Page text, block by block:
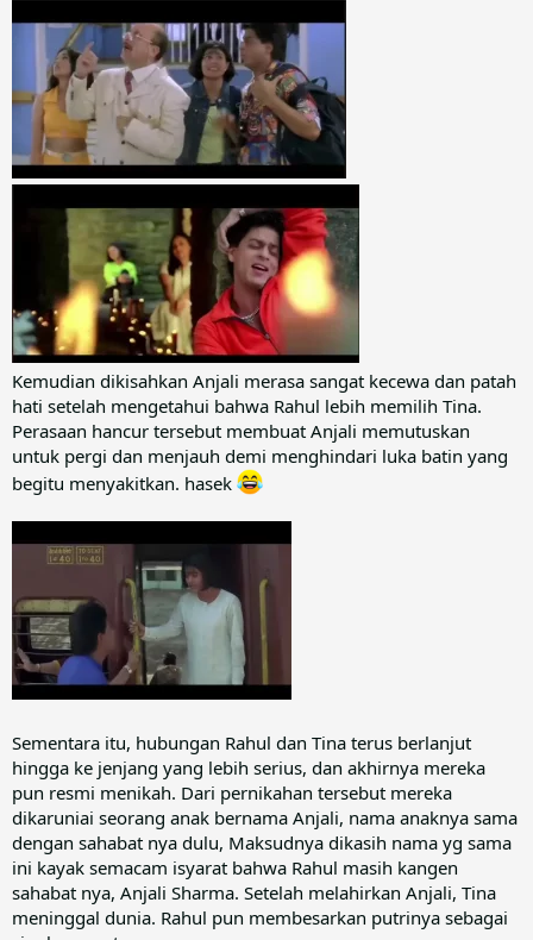
Kemudian dikisahkan Anjali merasa sangat kecewa dan patah
hati setelah mengetahui bahwa Rahul lebih memilih Tina.
Perasaan hancur tersebut membuat Anjali memutuskan
untuk pergi dan menjauh demi menghindari luka batin yang
begitu menyakitkan. hasek
Sementara itu, hubungan Rahul dan Tina terus berlanjut
hingga ke jenjang yang lebih serius, dan akhirnya mereka
pun resmi menikah. Dari pernikahan tersebut mereka
dikaruniai seorang anak bernama Anjali, nama anaknya sama
dengan sahabat nya dulu, Maksudnya dikasih nama yg sama
ini kayak semacam isyarat bahwa Rahul masih kangen
sahabat nya, Anjali Sharma. Setelah melahirkan Anjali, Tina
meninggal dunia. Rahul pun membesarkan putrinya sebagai